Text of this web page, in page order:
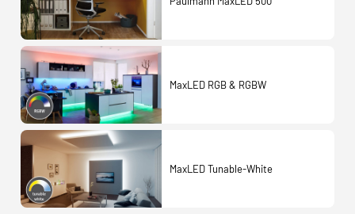
MaxLED RGB & RGBW
MaxLED Tunable-White